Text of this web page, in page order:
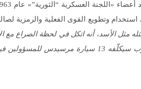
استخدام وتطويع القوى الفعلية والرمزية
مثل الأسد، أنه اتكل في لحظة الصراع مع
(حزب البعث)، وهو ما سَخِرَ منه الأسد، حين قال لأحد معارفه أن الحزب